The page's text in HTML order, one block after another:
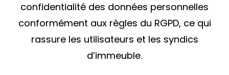
confidentialité des données personnelles
conformément aux règles du RGPD, ce qui
rassure les utilisateurs et les syndics
d’immeuble.